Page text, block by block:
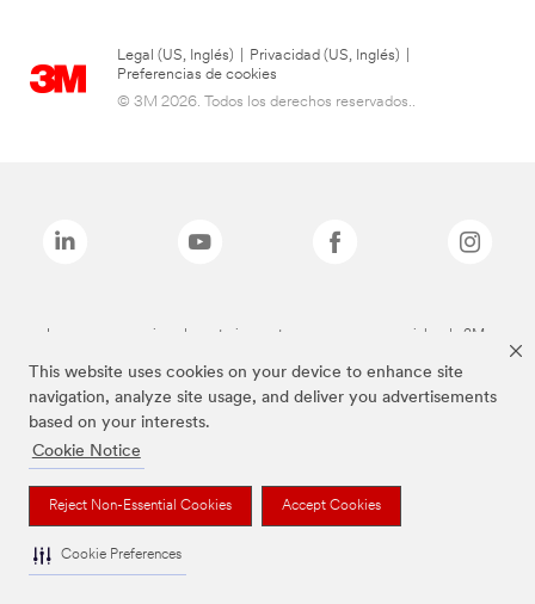
This website uses cookies on your device to enhance site
navigation, analyze site usage, and deliver you advertisements
based on your interests.
Cookie Notice
Reject Non-Essential Cookies Accept Cookies
Cookie Preferences
Legal (US, Inglés) Privacidad (US, Inglés)
Preferencias de cookies
© 3M 2026. Todos los derechos reservados..
Las marcas mencionadas anteriormente son marcas comerciales de 3M.